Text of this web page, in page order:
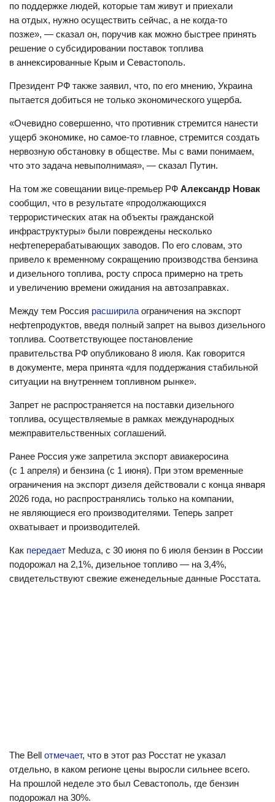
по поддержке людей, которые там живут и приехали
на отдых, нужно осуществить сейчас, а не когда-то
позже», — сказал он, поручив как можно быстрее принять
решение о субсидировании поставок топлива
в аннексированные Крым и Севастополь.
Президент РФ также заявил, что, по его мнению, Украина
пытается добиться не только экономического ущерба.
«Очевидно совершенно, что противник стремится нанести
ущерб экономике, но самое-то главное, стремится создать
нервозную обстановку в обществе. Мы с вами понимаем,
что это задача невыполнимая», — сказал Путин.
На том же совещании вице-премьер РФ Александр Новак
сообщил, что в результате «продолжающихся
террористических атак на объекты гражданской
инфраструктуры» были повреждены несколько
нефтеперерабатывающих заводов. По его словам, это
привело к временному сокращению производства бензина
и дизельного топлива, росту спроса примерно на треть
и увеличению времени ожидания на автозаправках.
Между тем Россия расширила ограничения на экспорт
нефтепродуктов, введя полный запрет на вывоз дизельного
топлива. Соответствующее постановление
правительства РФ опубликовано 8 июля. Как говорится
в документе, мера принята «для поддержания стабильной
ситуации на внутреннем топливном рынке».
Запрет не распространяется на поставки дизельного
топлива, осуществляемые в рамках международных
межправительственных соглашений.
Ранее Россия уже запретила экспорт авиакеросина
(с 1 апреля) и бензина (с 1 июня). При этом временные
ограничения на экспорт дизеля действовали с конца января
2026 года, но распространялись только на компании,
не являющиеся его производителями. Теперь запрет
охватывает и производителей.
Как передает Meduza, с 30 июня по 6 июля бензин в России
подорожал на 2,1%, дизельное топливо — на 3,4%,
свидетельствуют свежие еженедельные данные Росстата.
The Bell отмечает, что в этот раз Росстат не указал
отдельно, в каком регионе цены выросли сильнее всего.
На прошлой неделе это был Севастополь, где бензин
подорожал на 30%.